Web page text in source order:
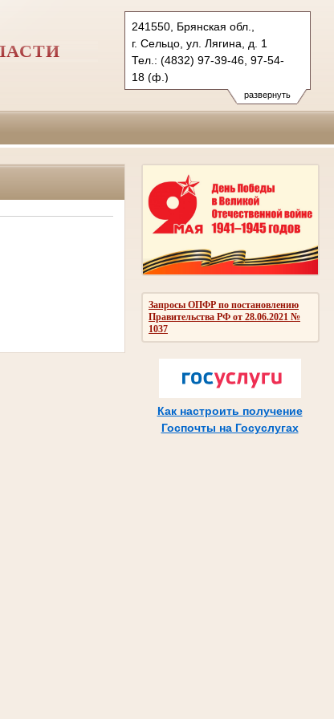
развернуть
241550, Брянская обл.,
г. Сельцо, ул. Лягина, д. 1
Тел.: (4832) 97-39-46, 97-54-
18 (ф.)
selcovsky.brj@sudrf.ru
Запросы ОПФР по постановлению
Правительства РФ от 28.06.2021 №
1037
Как настроить получение
Госпочты на Госуслугах